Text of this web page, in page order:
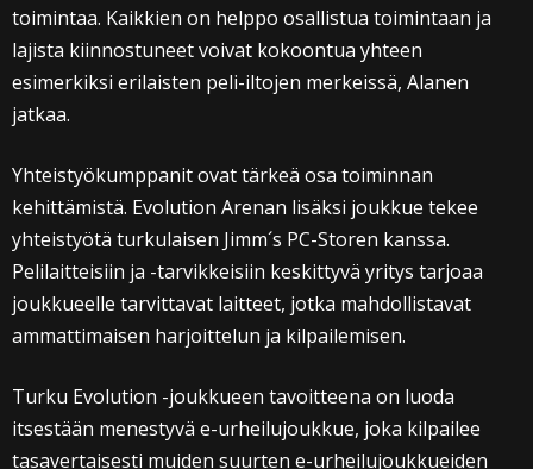
toimintaa. Kaikkien on helppo osallistua toimintaan ja
lajista kiinnostuneet voivat kokoontua yhteen
esimerkiksi erilaisten peli-iltojen merkeissä, Alanen
jatkaa.
Yhteistyökumppanit ovat tärkeä osa toiminnan
kehittämistä. Evolution Arenan lisäksi joukkue tekee
yhteistyötä turkulaisen Jimm´s PC-Storen kanssa.
Pelilaitteisiin ja -tarvikkeisiin keskittyvä yritys tarjoaa
joukkueelle tarvittavat laitteet, jotka mahdollistavat
ammattimaisen harjoittelun ja kilpailemisen.
Turku Evolution -joukkueen tavoitteena on luoda
itsestään menestyvä e-urheilujoukkue, joka kilpailee
tasavertaisesti muiden suurten e-urheilujoukkueiden